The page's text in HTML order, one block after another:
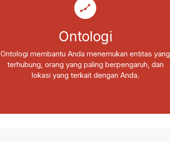
Ontologi
Ontologi membantu Anda menemukan entitas yang
terhubung, orang yang paling berpengaruh, dan
lokasi yang terkait dengan Anda.